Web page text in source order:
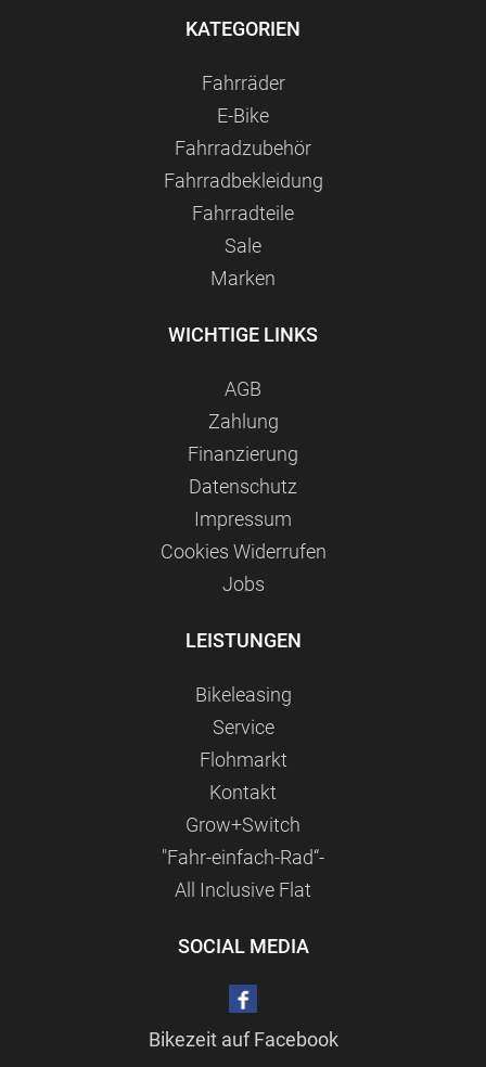
KATEGORIEN
Fahrräder
E-Bike
Fahrradzubehör
Fahrradbekleidung
Fahrradteile
Sale
Marken
WICHTIGE LINKS
AGB
Zahlung
Finanzierung
Datenschutz
Impressum
Сookies Widerrufen
Jobs
LEISTUNGEN
Bikeleasing
Service
Flohmarkt
Kontakt
Grow+Switch
"Fahr-einfach-Rad“-
All Inclusive Flat
SOCIAL MEDIA
Bikezeit auf Facebook